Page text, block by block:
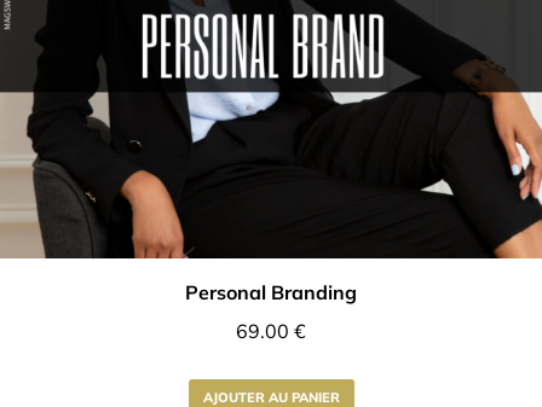
Personal Branding
69.00 €
AJOUTER AU PANIER